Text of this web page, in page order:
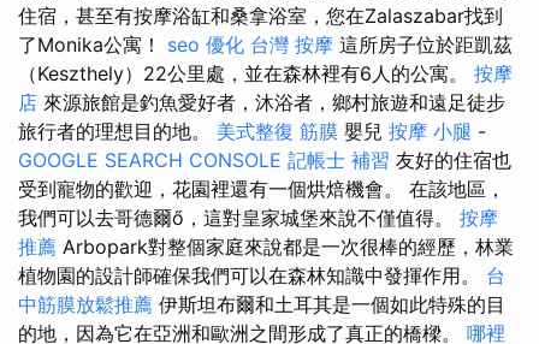
住宿，甚至有按摩浴缸和桑拿浴室，您在Zalaszabar找到
了Monika公寓！ seo 優化 台灣 按摩 這所房子位於距凱茲
（Keszthely）22公里處，並在森林裡有6人的公寓。 按摩
店 來源旅館是釣魚愛好者，沐浴者，鄉村旅遊和遠足徒步
旅行者的理想目的地。 美式整復 筋膜 嬰兒 按摩 小腿 -
GOOGLE SEARCH CONSOLE 記帳士 補習 友好的住宿也
受到寵物的歡迎，花園裡還有一個烘焙機會。 在該地區，
我們可以去哥德爾ő，這對皇家城堡來說不僅值得。 按摩
推薦 Arbopark對整個家庭來說都是一次很棒的經歷，林業
植物園的設計師確保我們可以在森林知識中發揮作用。 台
中筋膜放鬆推薦 伊斯坦布爾和土耳其是一個如此特殊的目
的地，因為它在亞洲和歐洲之間形成了真正的橋樑。 哪裡